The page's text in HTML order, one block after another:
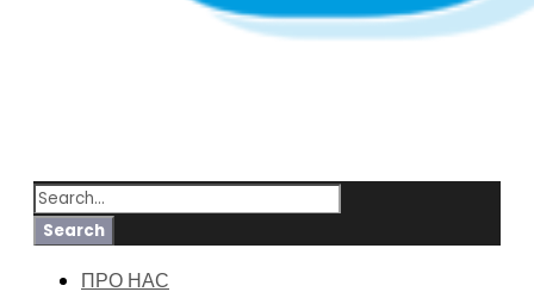
ПРО НАС